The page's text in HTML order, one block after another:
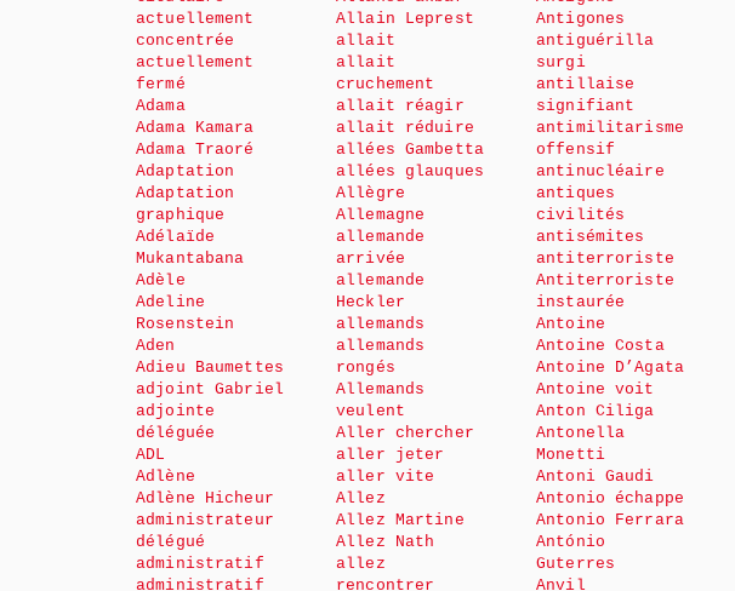
actuellement
concentrée
actuellement
fermé
Adama
Adama Kamara
Adama Traoré
Adaptation
Adaptation
graphique
Adélaïde
Mukantabana
Adèle
Adeline
Rosenstein
Aden
Adieu Baumettes
adjoint Gabriel
adjointe
déléguée
ADL
Adlène
Adlène Hicheur
administrateur
délégué
administratif
administratif
Allain Leprest
allait
allait
cruchement
allait réagir
allait réduire
allées Gambetta
allées glauques
Allègre
Allemagne
allemande
arrivée
allemande
Heckler
allemands
allemands
rongés
Allemands
veulent
Aller chercher
aller jeter
aller vite
Allez
Allez Martine
Allez Nath
allez
rencontrer
Antigones
antiguérilla
surgi
antillaise
signifiant
antimilitarisme
offensif
antinucléaire
antiques
civilités
antisémites
antiterroriste
Antiterroriste
instaurée
Antoine
Antoine Costa
Antoine D’Agata
Antoine voit
Anton Ciliga
Antonella
Monetti
Antoni Gaudi
Antonio échappe
Antonio Ferrara
António
Guterres
Anvil